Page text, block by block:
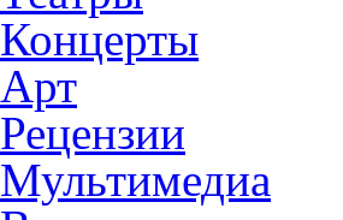
Концерты
Арт
Рецензии
Мультимедиа